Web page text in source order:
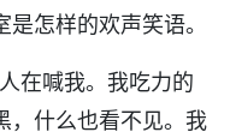
怎样的欢声笑语。
在喊我。我吃力的
，什么也看不见。我